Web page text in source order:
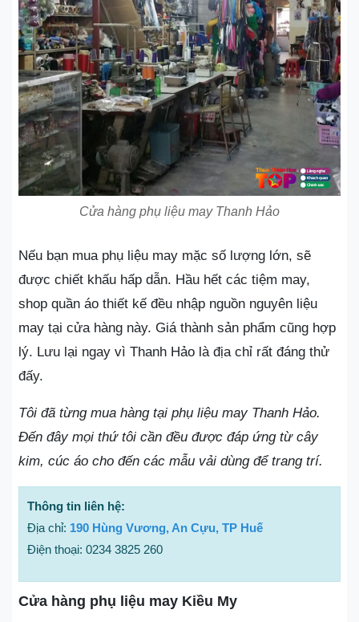
Cửa hàng phụ liệu may Thanh Hảo
Nếu bạn mua phụ liệu may mặc số lượng lớn, sẽ
được chiết khấu hấp dẫn. Hầu hết các tiệm may,
shop quần áo thiết kế đều nhập nguồn nguyên liệu
may tại cửa hàng này. Giá thành sản phẩm cũng hợp
lý. Lưu lại ngay vì Thanh Hảo là địa chỉ rất đáng thử
đấy.
Tôi đã từng mua hàng tại phụ liệu may Thanh Hảo.
Đến đây mọi thứ tôi cần đều được đáp ứng từ cây
kim, cúc áo cho đến các mẫu vải dùng để trang trí.
Thông tin liên hệ:
Địa chỉ: 190 Hùng Vương, An Cựu, TP Huế
Điện thoại: 0234 3825 260
Cửa hàng phụ liệu may Kiều My